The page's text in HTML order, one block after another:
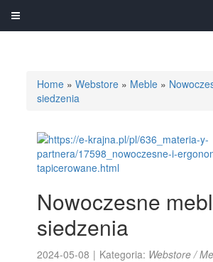
Home »Webstore » Meble »
siedzenia
Nowoczesne
siedzenia
2024-05-08 | Kategoria: Webstore /